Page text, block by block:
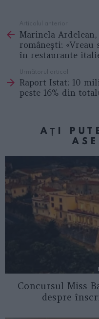
more
Articolul anterior
Marinela
româneşti: «Vreau
în restaurante
Următorul articol
Raport Istat: 10
peste 16% din
AȚI
Concursul Miss
despre